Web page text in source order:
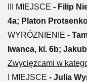
III MIEJSCE - Filip
4a; Platon
WYRÓZNIENIE -
Iwanca, kl. 6b;
Zwycięzcami w
I MIEJSCE - Julia